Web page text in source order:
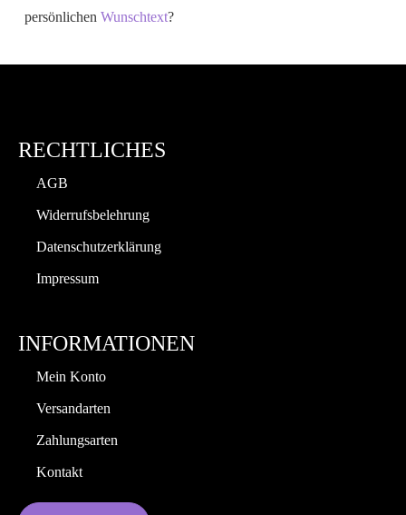
persönlichen Wunschtext?
RECHTLICHES
AGB
Widerrufsbelehrung
Datenschutzerklärung
Impressum
INFORMATIONEN
Mein Konto
Versandarten
Zahlungsarten
Kontakt